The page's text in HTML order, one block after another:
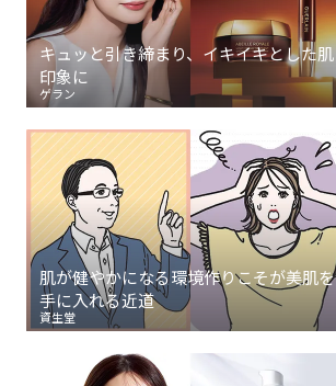
キュッと引き締まり、イキイキとした肌
印象に
ゲラン
肌が健やかになる環境作りこそが美肌を
手に入れる近道
資生堂